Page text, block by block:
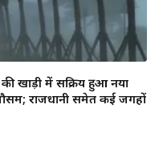
खाड़ी में सक्रिय हुआ नया
राजधानी समेत कई जगहों